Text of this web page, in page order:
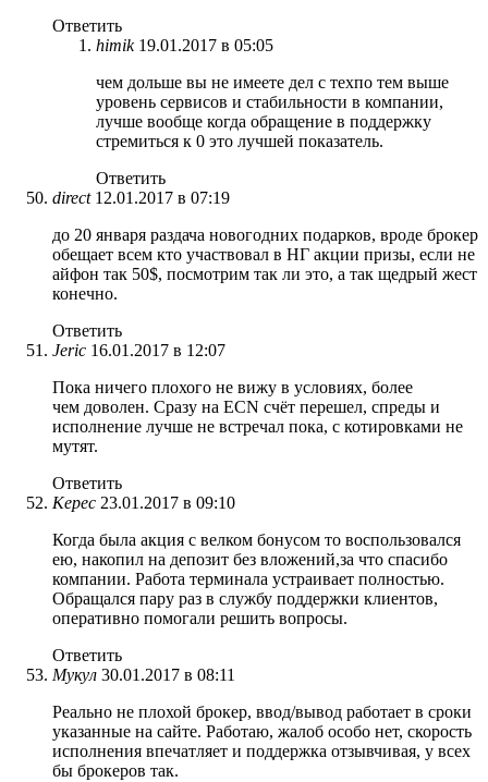
Ответить
himik 19.01.2017 в 05:05
чем дольше вы не имеете дел с техпо тем выше
уровень сервисов и стабильности в компании,
лучше вообще когда обращение в поддержку
стремиться к 0 это лучшей показатель.
Ответить
direct 12.01.2017 в 07:19
до 20 января раздача новогодних подарков, вроде брокер
обещает всем кто участвовал в НГ акции призы, если не
айфон так 50$, посмотрим так ли это, а так щедрый жест
конечно.
Ответить
Jeric 16.01.2017 в 12:07
Пока ничего плохого не вижу в условиях, более
чем доволен. Сразу на ECN счёт перешел, спреды и
исполнение лучше не встречал пока, с котировками не
мутят.
Ответить
Керес 23.01.2017 в 09:10
Когда была акция с велком бонусом то воспользовался
ею, накопил на депозит без вложений,за что спасибо
компании. Работа терминала устраивает полностью.
Обращался пару раз в службу поддержки клиентов,
оперативно помогали решить вопросы.
Ответить
Мукул 30.01.2017 в 08:11
Реально не плохой брокер, ввод/вывод работает в сроки
указанные на сайте. Работаю, жалоб особо нет, скорость
исполнения впечатляет и поддержка отзывчивая, у всех
бы брокеров так.